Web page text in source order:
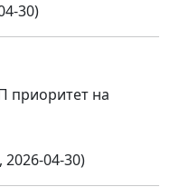
30)
приоритет на
04-30)